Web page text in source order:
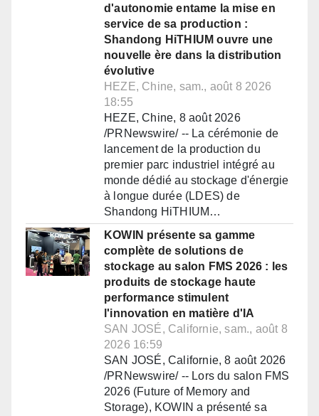
d'autonomie entame la mise en
service de sa production :
Shandong HiTHIUM ouvre une
nouvelle ère dans la distribution
évolutive
HEZE, Chine, sam., août 8 2026
18:55
HEZE, Chine, 8 août 2026
/PRNewswire/ -- La cérémonie de
lancement de la production du
premier parc industriel intégré au
monde dédié au stockage d'énergie
à longue durée (LDES) de
Shandong HiTHIUM…
KOWIN présente sa gamme
complète de solutions de
stockage au salon FMS 2026 : les
produits de stockage haute
performance stimulent
l'innovation en matière d'IA
SAN JOSÉ, Californie, sam., août 8
2026 16:59
SAN JOSÉ, Californie, 8 août 2026
/PRNewswire/ -- Lors du salon FMS
2026 (Future of Memory and
Storage), KOWIN a présenté sa